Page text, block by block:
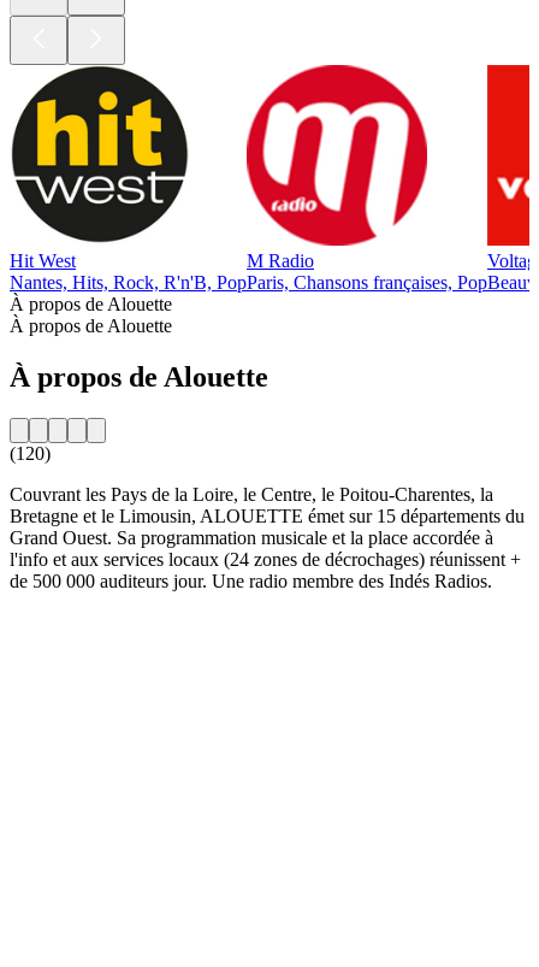
Hit West
Nantes, Hits, Rock, R'n'B, Pop
M Radio
Paris, Chansons françaises, Pop
À propos de Alouette
À propos de Alouette
À propos de Alouette
(120)
Couvrant les Pays de la Loire, le Centre, le Poitou-Charentes, la
Bretagne et le Limousin, ALOUETTE émet sur 15 départements du
Grand Ouest. Sa programmation musicale et la place accordée à
l'info et aux services locaux (24 zones de décrochages) réunissent +
de 500 000 auditeurs jour. Une radio membre des Indés Radios.